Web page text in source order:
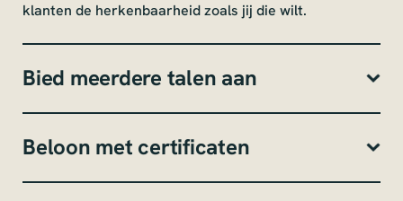
klanten de herkenbaarheid zoals jij die wilt.
Bied meerdere talen aan
Beloon met certificaten